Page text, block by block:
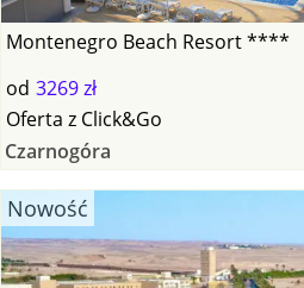
Montenegro Beach Resort ****
od 3269 zł
Oferta z Click&Go
Czarnogóra
Nowość